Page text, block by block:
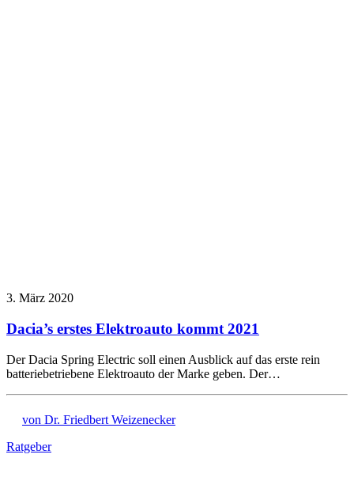
3. März 2020
Dacia’s erstes Elektroauto kommt 2021
Der Dacia Spring Electric soll einen Ausblick auf das erste rein
batteriebetriebene Elektroauto der Marke geben. Der…
von Dr. Friedbert Weizenecker
Ratgeber